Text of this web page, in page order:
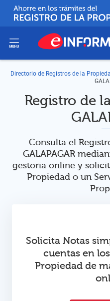
del menú
Directorio de Registros de la
Registro de
Consulta el
GALAPAGAR
gestoria online y
Propiedad o un
Solicita Notas
cuentas en
Propiedad de